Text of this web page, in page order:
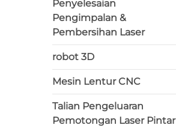
Penyelesaian
Pengimpalan &
Pembersihan Laser
robot 3D
Mesin Lentur CNC
Talian Pengeluaran
Pemotongan Laser Pintar